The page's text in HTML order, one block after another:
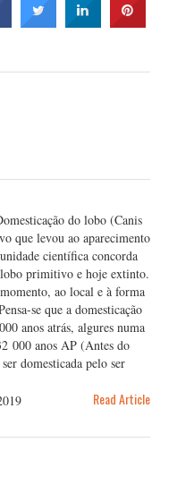
do lobo (Canis
que levou ao aparecimento
científica concorda
primitivo e hoje extinto.
ao local e à forma
se que a domesticação
anos atrás, algures numa
000 anos AP (Antes do
domesticada pelo ser
Read Article